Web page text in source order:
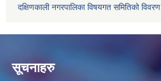
दक्षिणकाली नगरपालिका विषयगत समितिको विवरण
सूचनाहरु